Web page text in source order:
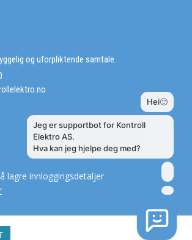
og uforpliktende samtale.
lagre innloggingsdetaljer